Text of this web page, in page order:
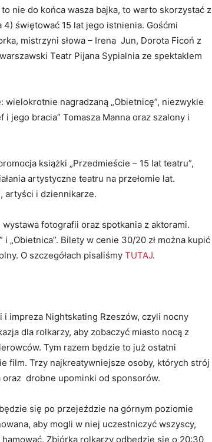
nie do końca wasza bajka, to warto skorzystać z
świętować 15 lat jego istnienia. Gośćmi
mistrzyni słowa – Irena Jun, Dorota Ficoń z
Teatr Pijana Sypialnia ze spektaklem
nagradzaną „Obietnicę”, niezwykle
jego bracia” Tomasza Manna oraz szalony i
książki „Przedmieście – 15 lat teatru”,
artystyczne teatru na przełomie lat.
artyści i dziennikarze.
fotografii oraz spotkania z aktorami.
„Obietnica”. Bilety w cenie 30/20 zł można kupić
O szczegółach pisaliśmy TUTAJ.
impreza Nightskating Rzeszów, czyli nocny
dla rolkarzy, aby zobaczyć miasto nocą z
Tym razem będzie to już ostatni
film. Trzy najkreatywniejsze osoby, których strój
oraz drobne upominki od sponsorów.
się po przejeździe na górnym poziomie
aby mogli w niej uczestniczyć wszyscy,
Zbiórka rolkarzy odbędzie się o 20:30